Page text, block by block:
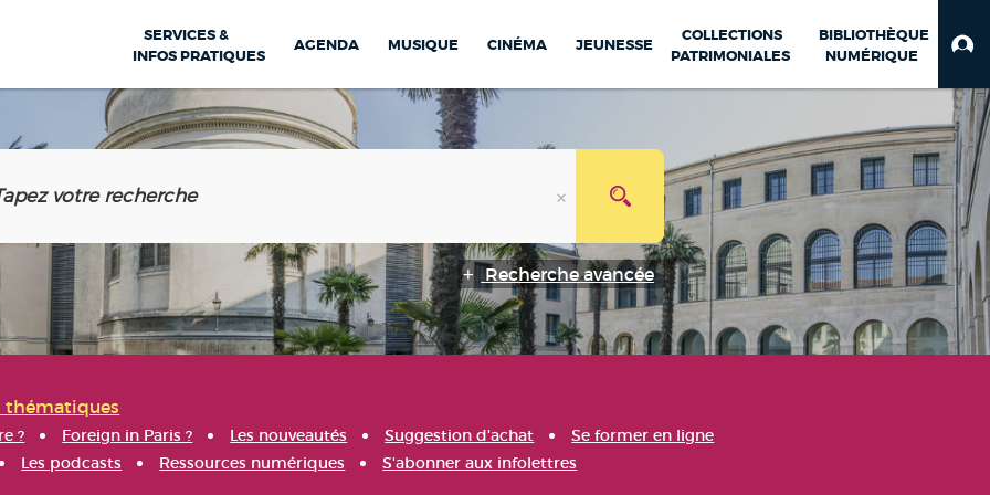
SERVICES &
INFOS PRATIQUES
AGENDA MUSIQUE CINÉMA JEUNESSE
COLLECTIONS
PATRIMONIALES
BIBLIOTHÈQUE
NUMÉRIQUE
Recherche avancée
thématiques
? Foreign in Paris ? Les nouveautés Suggestion d'achat
Se former en ligne
Les podcasts Ressources numériques S'abonner aux infolettres